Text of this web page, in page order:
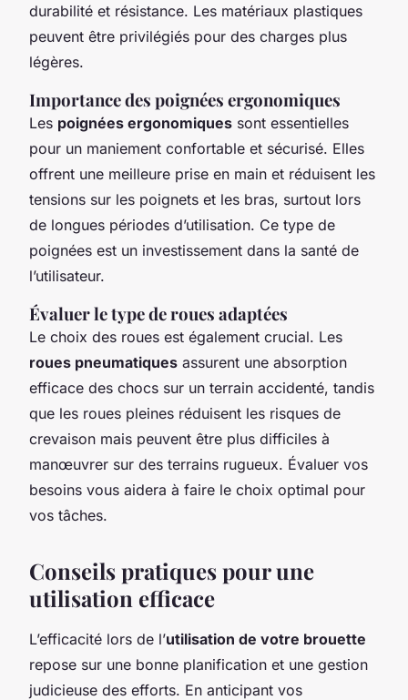
durabilité et résistance. Les matériaux plastiques
peuvent être privilégiés pour des charges plus
légères.
Importance des poignées ergonomiques
Les poignées ergonomiques sont essentielles
pour un maniement confortable et sécurisé. Elles
offrent une meilleure prise en main et réduisent les
tensions sur les poignets et les bras, surtout lors
de longues périodes d’utilisation. Ce type de
poignées est un investissement dans la santé de
l’utilisateur.
Évaluer le type de roues adaptées
Le choix des roues est également crucial. Les
roues pneumatiques assurent une absorption
efficace des chocs sur un terrain accidenté, tandis
que les roues pleines réduisent les risques de
crevaison mais peuvent être plus difficiles à
manœuvrer sur des terrains rugueux. Évaluer vos
besoins vous aidera à faire le choix optimal pour
vos tâches.
Conseils pratiques pour une
utilisation efficace
L’efficacité lors de l’utilisation de votre brouette
repose sur une bonne planification et une gestion
judicieuse des efforts. En anticipant vos